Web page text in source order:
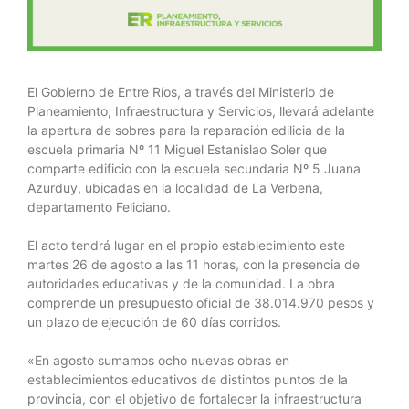
El Gobierno de Entre Ríos, a través del Ministerio de
Planeamiento, Infraestructura y Servicios, llevará adelante
la apertura de sobres para la reparación edilicia de la
escuela primaria Nº 11 Miguel Estanislao Soler que
comparte edificio con la escuela secundaria Nº 5 Juana
Azurduy, ubicadas en la localidad de La Verbena,
departamento Feliciano.
El acto tendrá lugar en el propio establecimiento este
martes 26 de agosto a las 11 horas, con la presencia de
autoridades educativas y de la comunidad. La obra
comprende un presupuesto oficial de 38.014.970 pesos y
un plazo de ejecución de 60 días corridos.
«En agosto sumamos ocho nuevas obras en
establecimientos educativos de distintos puntos de la
provincia, con el objetivo de fortalecer la infraestructura